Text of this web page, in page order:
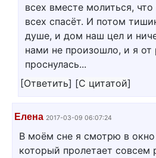
всех вместе молиться,
всех спасёт. И потом
душе, и дом наш цел и
нами не произошло, и я от
проснулась...
[Ответить] [С цитатой]
Елена 2017-03-09 06:07:24
В моём сне я смотрю в
который пролетает